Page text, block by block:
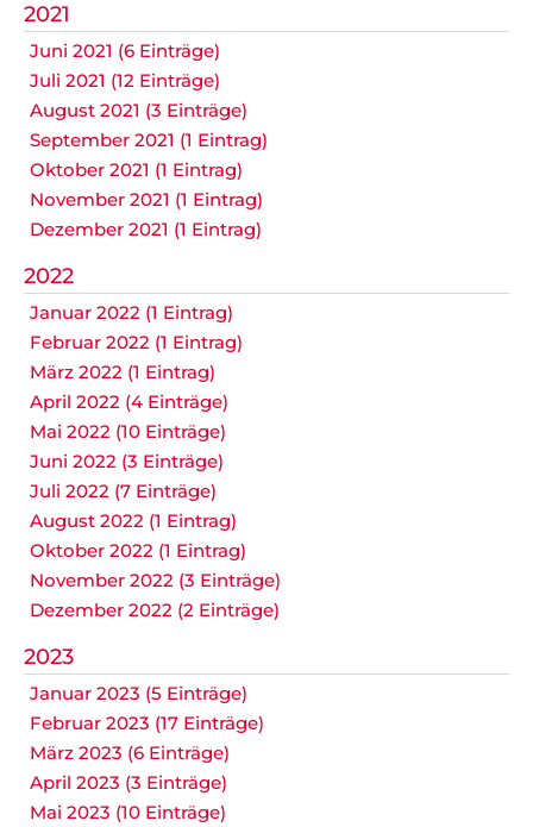
2021
Juni 2021 (6 Einträge)
Juli 2021 (12 Einträge)
August 2021 (3 Einträge)
September 2021 (1 Eintrag)
Oktober 2021 (1 Eintrag)
November 2021 (1 Eintrag)
Dezember 2021 (1 Eintrag)
2022
Januar 2022 (1 Eintrag)
Februar 2022 (1 Eintrag)
März 2022 (1 Eintrag)
April 2022 (4 Einträge)
Mai 2022 (10 Einträge)
Juni 2022 (3 Einträge)
Juli 2022 (7 Einträge)
August 2022 (1 Eintrag)
Oktober 2022 (1 Eintrag)
November 2022 (3 Einträge)
Dezember 2022 (2 Einträge)
2023
Januar 2023 (5 Einträge)
Februar 2023 (17 Einträge)
März 2023 (6 Einträge)
April 2023 (3 Einträge)
Mai 2023 (10 Einträge)